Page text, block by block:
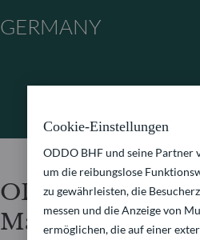
GERMANY
ODDO BHF
Management
Cookie-Einstellungen
ODDO BHF und seine Partner
um die reibungslose
zu gewährleisten, die
messen und die Anzeige von
ermöglichen, die auf einer